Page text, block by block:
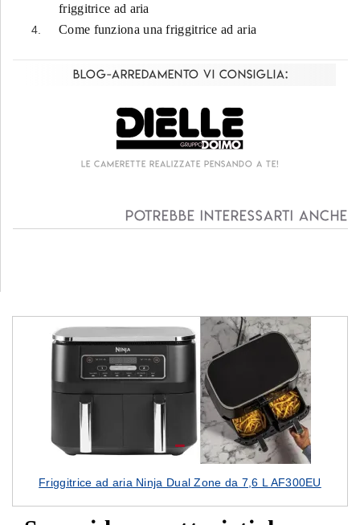
Friggitrice ad aria Ninja Dual Zone da 7,6 L AF300EU
friggitrice ad aria
Come funziona una friggitrice ad aria
Blog-Arredamento vi consiglia:
pensando a te!
Potrebbe interessarti anche